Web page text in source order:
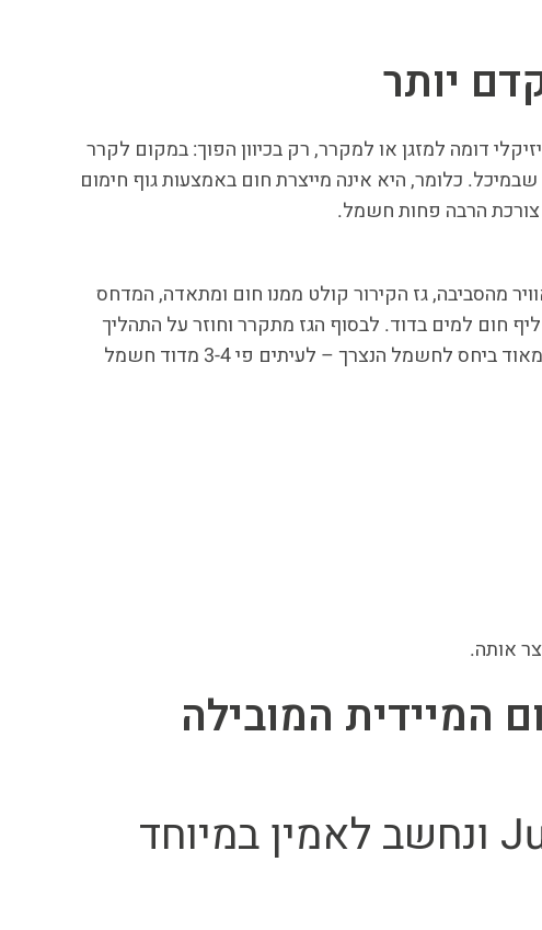
יותר
דומה למזגן או למקרר, רק בכיוון הפוך: במקום לקרר
כלומר, היא אינה מייצרת חום באמצעות גוף חימום
צורכת הרבה פחות חשמל.
מהסביבה, גז הקירור קולט ממנו חום ומתאדה, המדחס
חום למים בדוד. לבסוף הגז מתקרר וחוזר על התהליך
שוב ושוב. בזכות המחזור הזה מתקבלת תפוקת חום גבוהה מאוד ביחס לחשמל הנצרך – לעיתים פי 3-4 מדוד חשמל
אותה.
המיידית המובילה
המותג שייך לחברת Junkers ונחשב לאמין במיוחד